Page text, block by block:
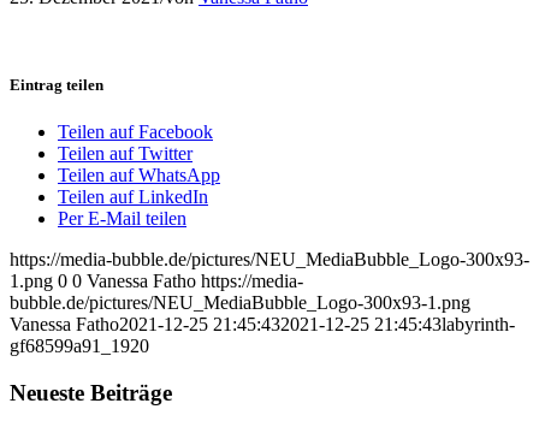
Eintrag teilen
Teilen auf Facebook
Teilen auf Twitter
Teilen auf WhatsApp
Teilen auf LinkedIn
Per E-Mail teilen
https://media-bubble.de/pictures/NEU_MediaBubble_Logo-300x93-
1.png 0 0 Vanessa Fatho https://media-
bubble.de/pictures/NEU_MediaBubble_Logo-300x93-1.png
Vanessa Fatho2021-12-25 21:45:432021-12-25 21:45:43labyrinth-
gf68599a91_1920
Neueste Beiträge